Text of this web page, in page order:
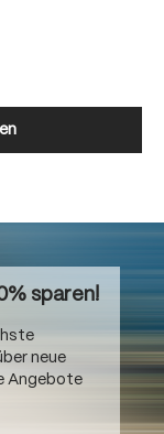
sparen!
neue
Angebote